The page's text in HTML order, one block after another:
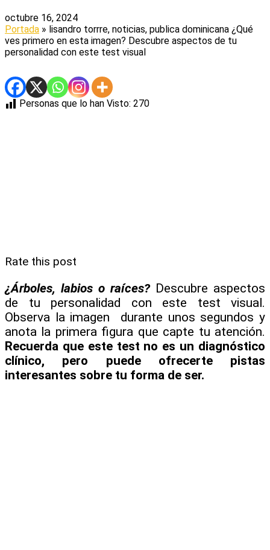
octubre 16, 2024
Portada » lisandro torrre, noticias, publica dominicana ¿Qué
ves primero en esta imagen? Descubre aspectos de tu
personalidad con este test visual
Personas que lo han Visto: 270
Rate this post
¿Árboles, labios o raíces? Descubre aspectos
de tu personalidad con este test visual.
Observa la imagen durante unos segundos y
anota la primera figura que capte tu atención.
Recuerda que este test no es un diagnóstico
clínico, pero puede ofrecerte pistas
interesantes sobre tu forma de ser.